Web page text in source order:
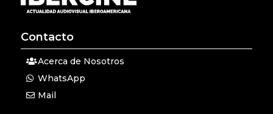
Contacto
Acerca de Nosotros
WhatsApp
Mail